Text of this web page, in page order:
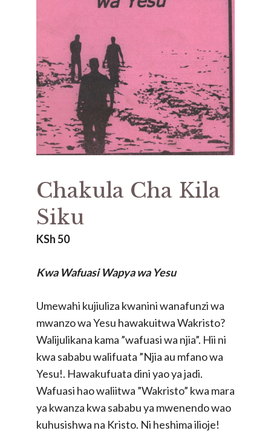
Chakula Cha Kila
Siku
KSh50
Kwa Wafuasi Wapya wa Yesu
Umewahi kujiuliza kwanini wanafunzi wa
mwanzo wa Yesu hawakuitwa Wakristo?
Walijulikana kama ”wafuasi wa njia”. Hii ni
kwa sababu walifuata ”Njia au mfano wa
Yesu!. Hawakufuata dini yao ya jadi.
Wafuasi hao waliitwa ”Wakristo” kwa mara
ya kwanza kwa sababu ya mwenendo wao
kuhusishwa na Kristo. Ni heshima ilioje!